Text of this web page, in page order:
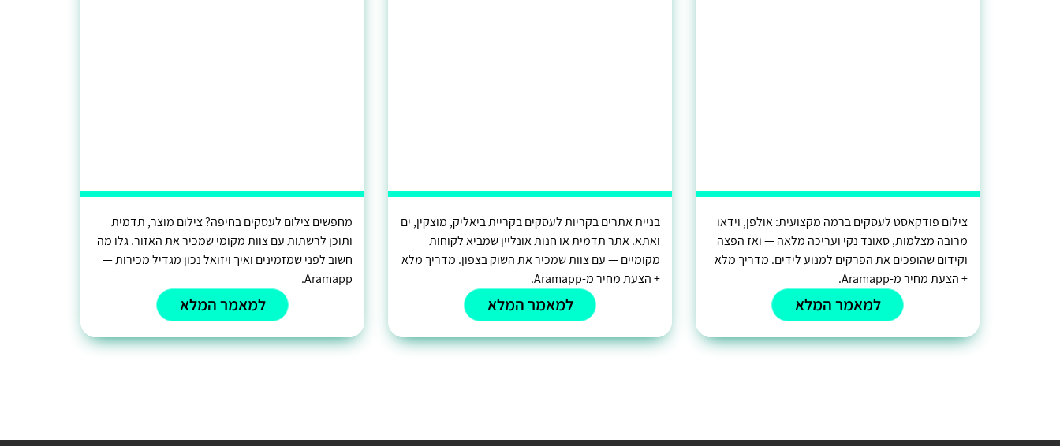
צילום פודקאסט לעסקים ברמה מקצועית: אולפן, וידאו
מרובה מצלמות, סאונד נקי ועריכה מלאה — ואז הפצה
וקידום שהופכים את הפרקים למנוע לידים. מדריך מלא
+ הצעת מחיר מ-Aramapp.
למאמר המלא
בניית אתרים בקריות לעסקים בקריית ביאליק, מוצקין, ים
ואתא. אתר תדמית או חנות אונליין שמביא לקוחות
מקומיים — עם צוות שמכיר את השוק בצפון. מדריך מלא
+ הצעת מחיר מ-Aramapp.
למאמר המלא
מחפשים צילום לעסקים בחיפה? צילום מוצר, תדמית
ותוכן לרשתות עם צוות מקומי שמכיר את האזור. גלו מה
חשוב לפני שמזמינים ואיך ויזואל נכון מגדיל מכירות —
Aramapp.
למאמר המלא